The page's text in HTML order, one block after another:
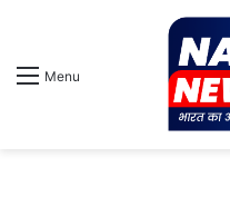
Menu